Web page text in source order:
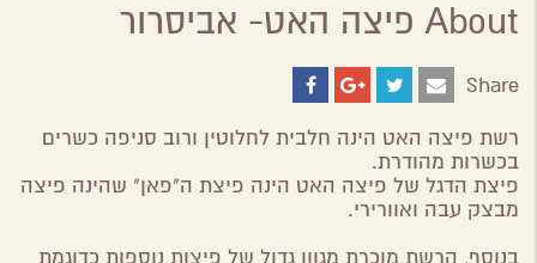
About פיצה האט- אביסרור
Share
Email
Twitter
Google
Plus
רשת פיצה האט הינה חלבית לחלוטין ורוב סניפה כשרים
בכשרות מהודרת.
פיצת הדגל של פיצה האט הינה פיצת ה"פאן" שהינה פיצה
מבצק עבה ואוורירי.
בנוסף, הרשת מוכרת מגוון גדול של פיצות נוספות כדוגמת